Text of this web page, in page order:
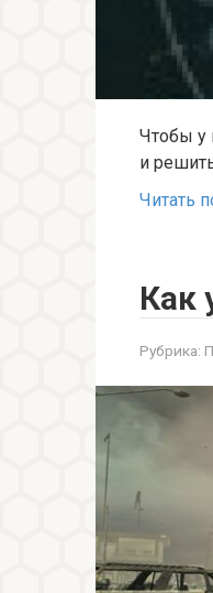
Чтобы у
и
Читать
Как
Рубрика: